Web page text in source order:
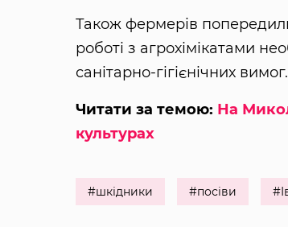
Також фермерів
роботі з агрохімікатами
санітарно-гігієнічних вимог.
Читати за темою: На
культурах
#шкідники #посіви